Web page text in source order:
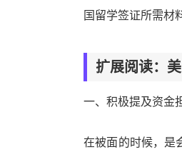
国留学签证所需材
扩展阅读：
一、积极提及资金
在被面的时候，是